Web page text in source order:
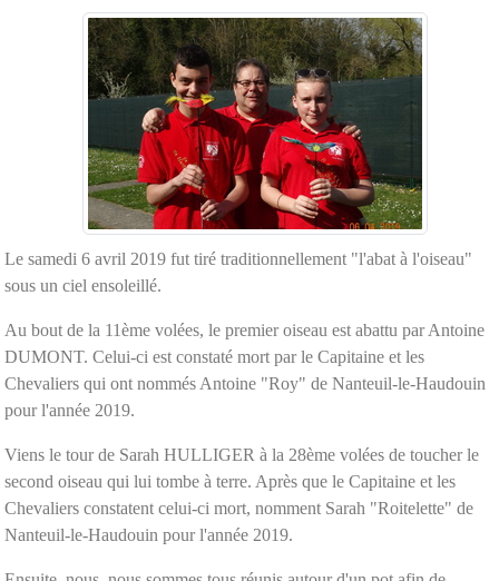
Le samedi 6 avril 2019 fut tiré traditionnellement "l'abat à l'oiseau"
sous un ciel ensoleillé.
Au bout de la 11ème volées, le premier oiseau est abattu par Antoine
DUMONT. Celui-ci est constaté mort par le Capitaine et les
Chevaliers qui ont nommés Antoine "Roy" de Nanteuil-le-Haudouin
pour l'année 2019.
Viens le tour de Sarah HULLIGER à la 28ème volées de toucher le
second oiseau qui lui tombe à terre. Après que le Capitaine et les
Chevaliers constatent celui-ci mort, nomment Sarah "Roitelette" de
Nanteuil-le-Haudouin pour l'année 2019.